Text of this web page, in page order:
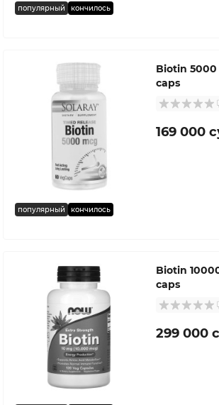
популярный кончилось
популярный кончилось
Biotin
caps
169 000
Biotin
caps
299 000